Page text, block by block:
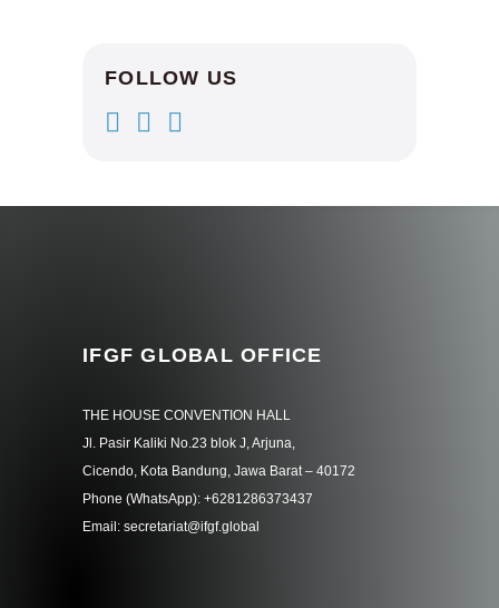
FOLLOW US
IFGF GLOBAL OFFICE
THE HOUSE CONVENTION HALL
Jl. Pasir Kaliki No.23 blok J, Arjuna,
Cicendo, Kota Bandung, Jawa Barat – 40172
Phone (WhatsApp): +6281286373437
Email: secretariat@ifgf.global